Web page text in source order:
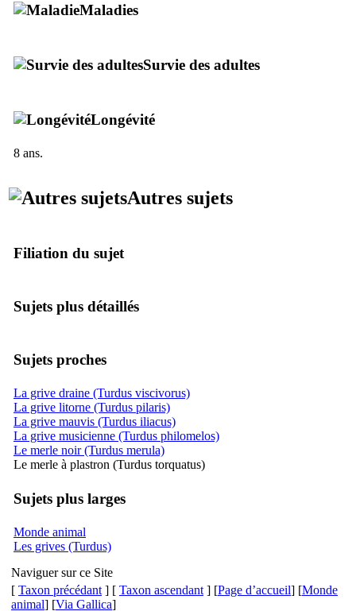
Maladies
Survie des adultes
Longévité
8 ans.
Autres sujets
Filiation du sujet
Sujets plus détaillés
Sujets proches
La grive draine (Turdus viscivorus)
La grive litorne (Turdus pilaris)
La grive mauvis (Turdus iliacus)
La grive musicienne (Turdus philomelos)
Le merle noir (Turdus merula)
Le merle à plastron (Turdus torquatus)
Sujets plus larges
Monde animal
Les grives (Turdus)
Naviguer sur ce Site
[ Taxon précédant ] [ Taxon ascendant ] [Page d’accueil] [Monde
animal] [Via Gallica]